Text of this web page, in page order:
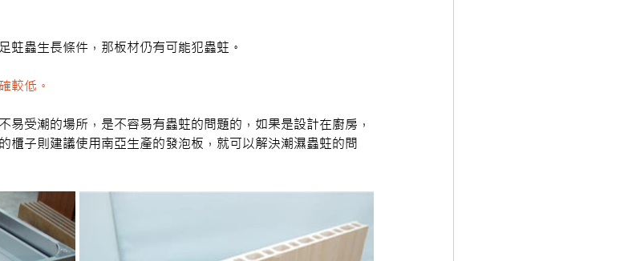
蛀蟲生長條件，那板材仍有可能犯蟲蛀。
較低。
易受潮的場所，是不容易有蟲蛀的問題的，如果是設計在廚房，
櫃子則建議使用南亞生產的發泡板，就可以解決潮濕蟲蛀的問